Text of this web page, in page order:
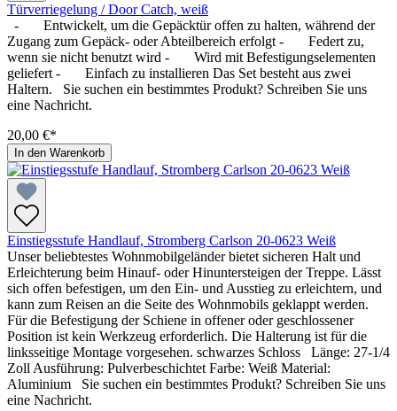
Türverriegelung / Door Catch, weiß
- Entwickelt, um die Gepäcktür offen zu halten, während der
Zugang zum Gepäck- oder Abteilbereich erfolgt - Federt zu,
wenn sie nicht benutzt wird - Wird mit Befestigungselementen
geliefert - Einfach zu installieren Das Set besteht aus zwei
Haltern. Sie suchen ein bestimmtes Produkt? Schreiben Sie uns
eine Nachricht.
20,00 €*
In den Warenkorb
Einstiegsstufe Handlauf, Stromberg Carlson 20-0623 Weiß
Unser beliebtestes Wohnmobilgeländer bietet sicheren Halt und
Erleichterung beim Hinauf- oder Hinuntersteigen der Treppe. Lässt
sich offen befestigen, um den Ein- und Ausstieg zu erleichtern, und
kann zum Reisen an die Seite des Wohnmobils geklappt werden.
Für die Befestigung der Schiene in offener oder geschlossener
Position ist kein Werkzeug erforderlich. Die Halterung ist für die
linksseitige Montage vorgesehen. schwarzes Schloss Länge: 27-1/4
Zoll Ausführung: Pulverbeschichtet Farbe: Weiß Material:
Aluminium Sie suchen ein bestimmtes Produkt? Schreiben Sie uns
eine Nachricht.